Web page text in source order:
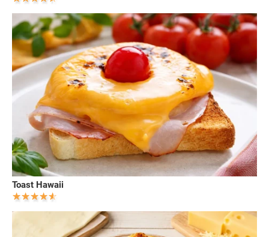
Toast Hawaii